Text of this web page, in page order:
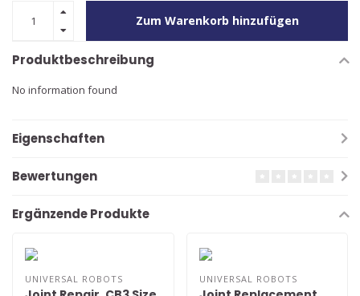
Zum Warenkorb hinzufügen
Produktbeschreibung
No information found
Eigenschaften
Bewertungen
Ergänzende Produkte
UNIVERSAL ROBOTS UNIVERSAL ROBOTS